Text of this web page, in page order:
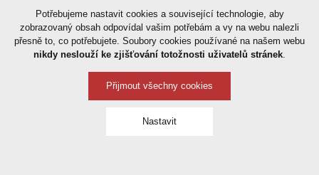
Potřebujeme nastavit cookies a související technologie, aby
zobrazovaný obsah odpovídal vašim potřebám a vy na webu nalezli
přesně to, co potřebujete. Soubory cookies používané na našem webu
nikdy neslouží ke zjišťování totožnosti uživatelů stránek.
Přijmout všechny cookies
Nastavit